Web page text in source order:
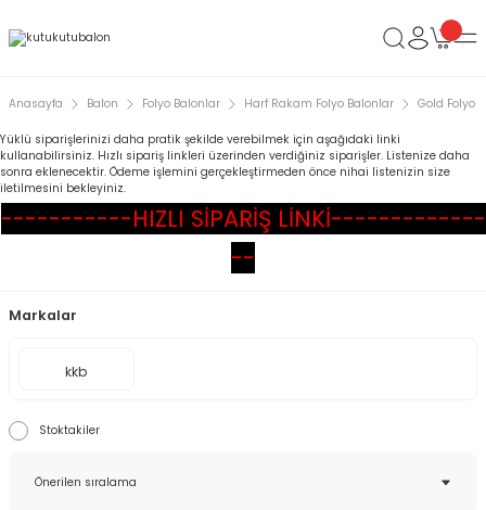
Anasayfa Balon Folyo Balonlar Harf Rakam Folyo Balonlar Gold Folyo
Yüklü siparişlerinizi daha pratik şekilde verebilmek için aşağıdaki linki
kullanabilirsiniz. Hızlı sipariş linkleri üzerinden verdiğiniz siparişler. Listenize daha
sonra eklenecektir. Ödeme işlemini gerçekleştirmeden önce nihai listenizin size
iletilmesini bekleyiniz.
-----------HIZLI SİPARİŞ LİNKİ-------------
--
Markalar
kkb
Stoktakiler